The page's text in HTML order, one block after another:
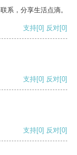
系，分享生活点滴。
支持[0] 反对[0]
支持[0] 反对[0]
支持[0] 反对[0]